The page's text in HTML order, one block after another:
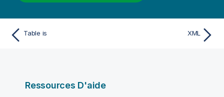
Table is XML
Ressources D'aide